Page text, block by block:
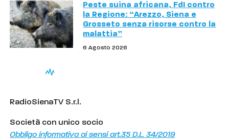
Peste suina africana, FdI contro
la Regione: “Arezzo, Siena e
Grosseto senza risorse contro la
malattia”
6 Agosto 2026
RadioSienaTV S.r.l.
Società con unico socio
Obbligo informativa ai sensi art.35 D.L. 34/2019